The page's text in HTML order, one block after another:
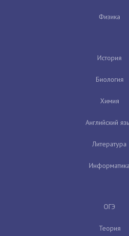
Физика
История
Биология
Химия
Английский
Литература
Информатика
ОГЭ
Теория